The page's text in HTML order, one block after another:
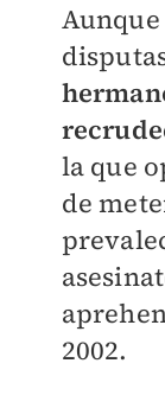
la que
de
2002.